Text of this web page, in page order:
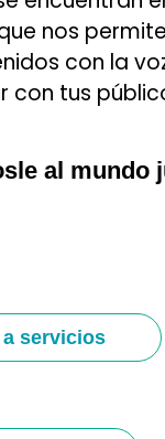
nos
con la
tus
al mundo
servicios